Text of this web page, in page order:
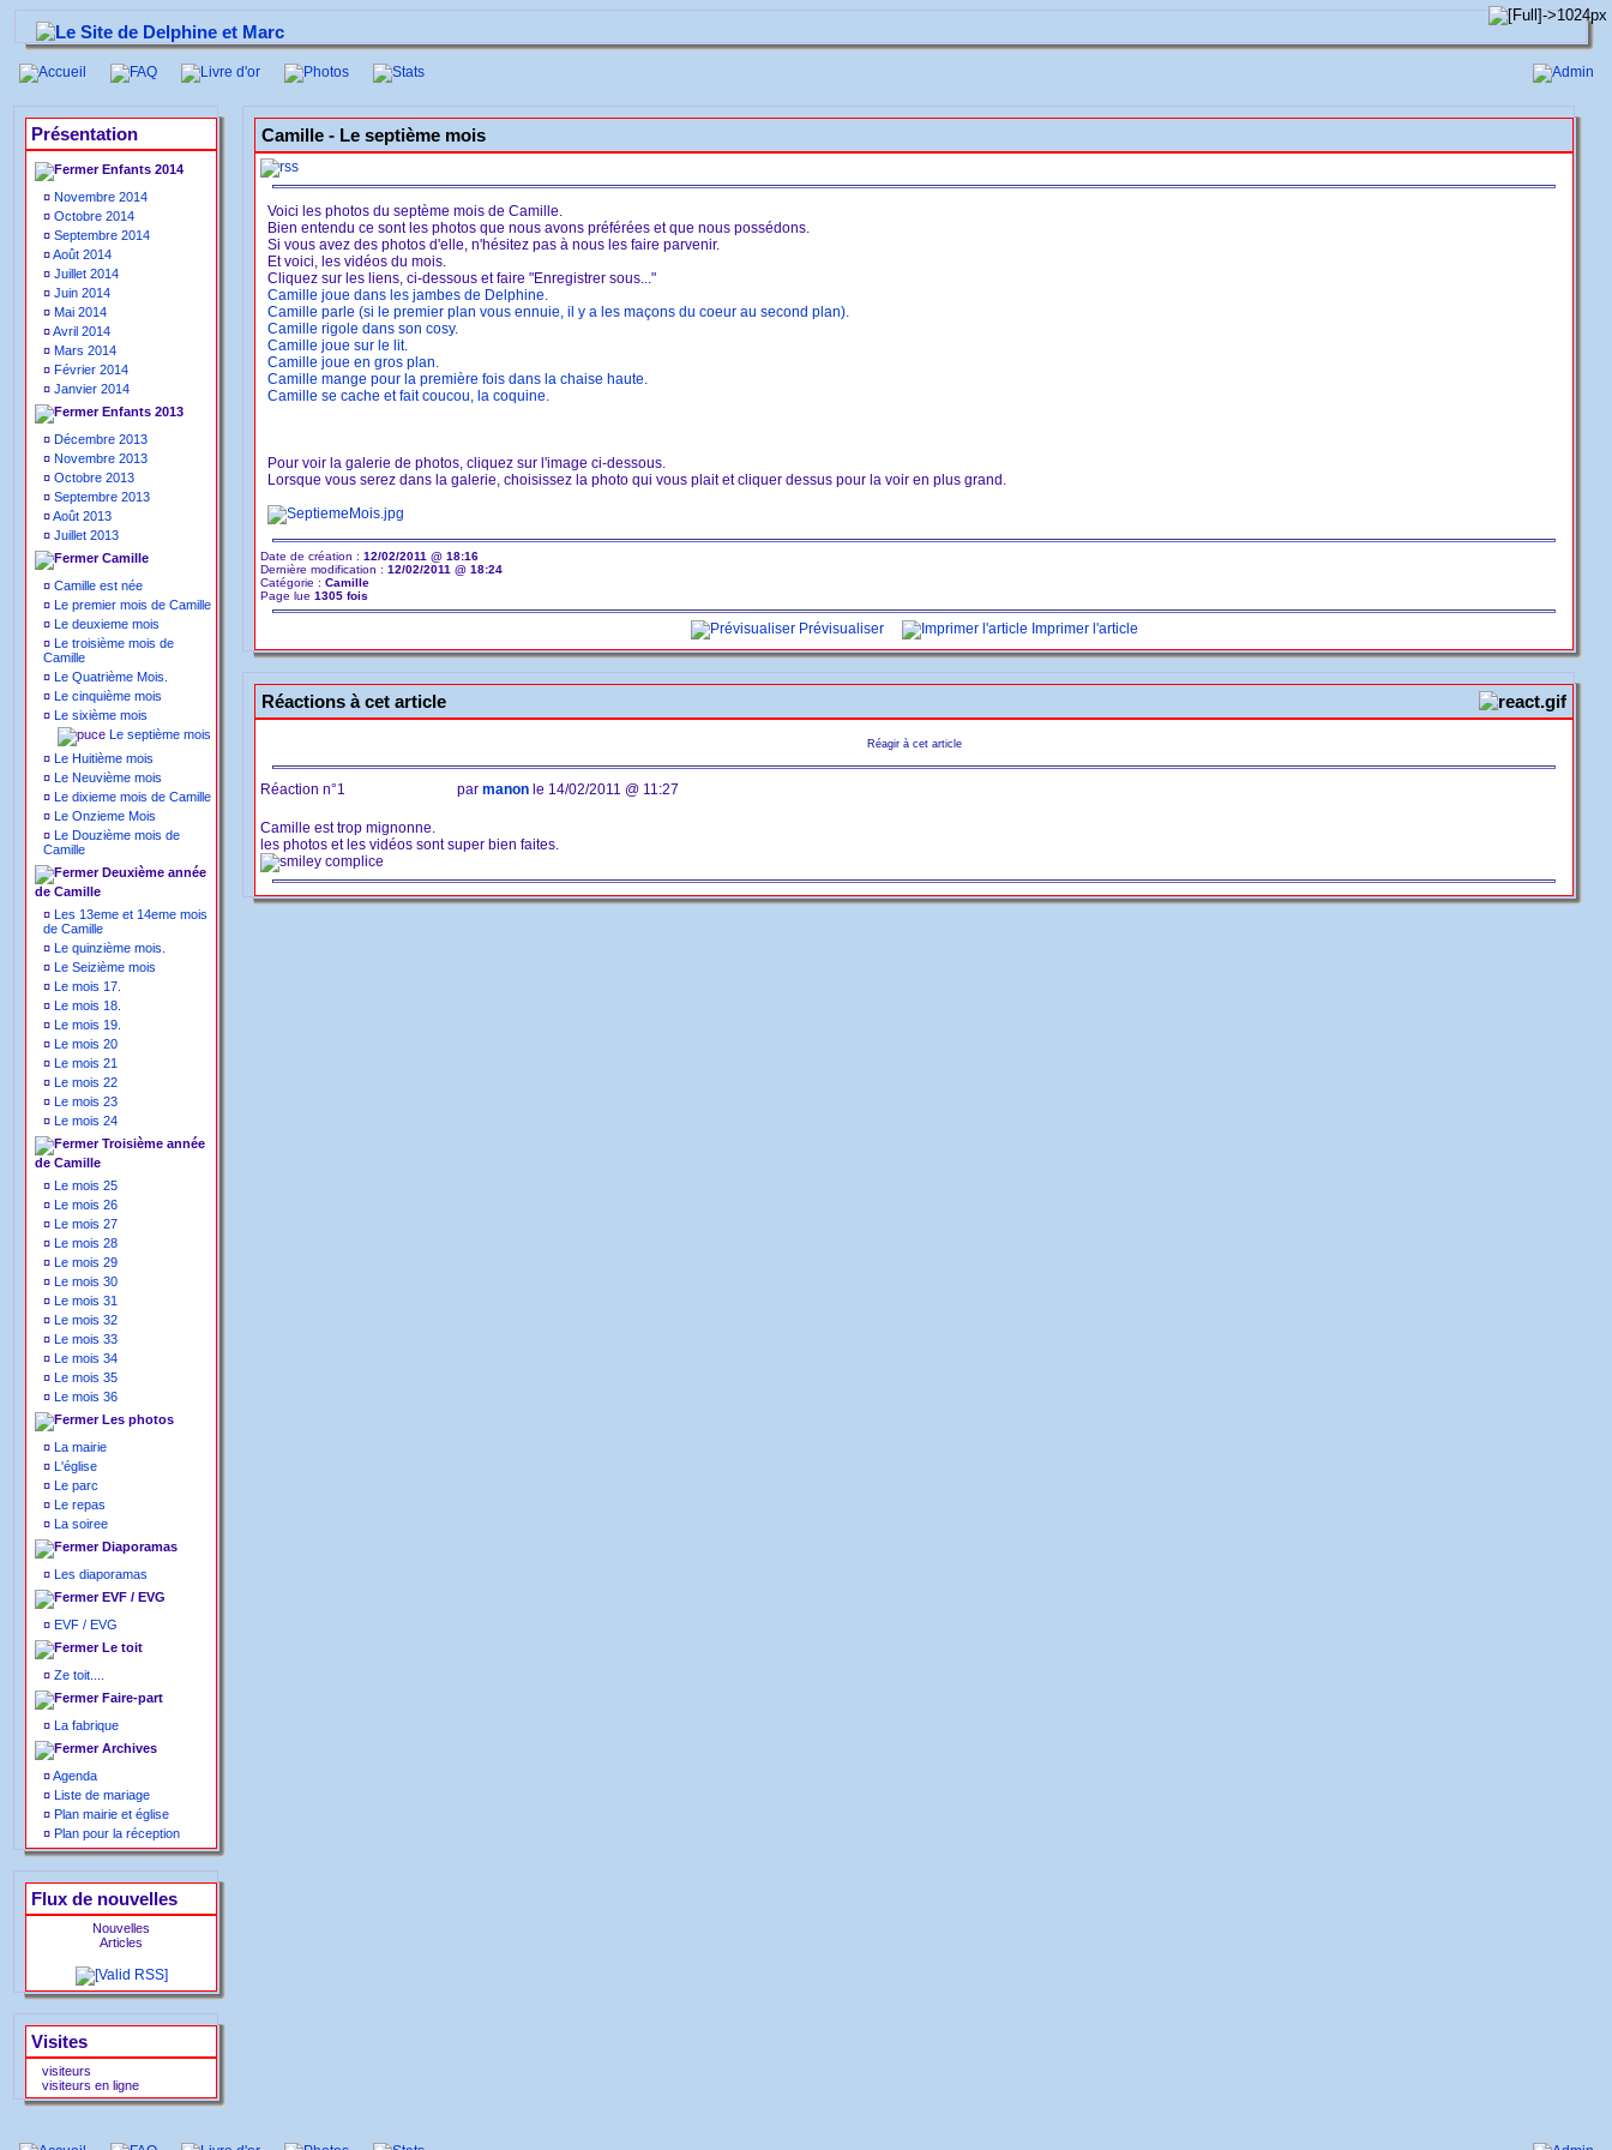
Présentation
Enfants 2014
¤ Novembre 2014
¤ Octobre 2014
¤ Septembre 2014
¤Août 2014
¤ Juillet 2014
¤ Juin 2014
¤ Mai 2014
¤Avril 2014
¤ Mars 2014
¤ Février 2014
¤ Janvier 2014
Enfants 2013
¤ Décembre 2013
¤ Novembre 2013
¤ Octobre 2013
¤ Septembre 2013
¤Août 2013
¤ Juillet 2013
Camille
¤ Camille est née
¤ Le premier mois de Camille
¤ Le deuxieme mois
¤ Le troisième mois de
Camille
¤ Le Quatrième Mois.
¤ Le cinquième mois
¤ Le sixième mois
Le septième mois
¤ Le Huitième mois
¤ Le Neuvième mois
¤ Le dixieme mois de Camille
¤ Le Onzieme Mois
¤ Le Douzième mois de
Camille
Deuxième année
de Camille
¤ Les 13eme et 14eme mois
de Camille
¤ Le quinzième mois.
¤ Le Seizième mois
¤ Le mois 17.
¤ Le mois 18.
¤ Le mois 19.
¤ Le mois 20
¤ Le mois 21
¤ Le mois 22
¤ Le mois 23
¤ Le mois 24
Troisième année
de Camille
¤ Le mois 25
¤ Le mois 26
¤ Le mois 27
¤ Le mois 28
¤ Le mois 29
¤ Le mois 30
¤ Le mois 31
¤ Le mois 32
¤ Le mois 33
¤ Le mois 34
¤ Le mois 35
¤ Le mois 36
Les photos
¤ La mairie
¤ L'église
¤ Le parc
¤ Le repas
¤ La soiree
Diaporamas
¤ Les diaporamas
EVF / EVG
¤ EVF / EVG
Le toit
¤ Ze toit....
Faire-part
¤ La fabrique
Archives
¤Agenda
¤ Liste de mariage
¤ Plan mairie et église
¤ Plan pour la réception
Flux de nouvelles
Nouvelles
Articles
Visites
visiteurs
visiteurs en ligne
Camille - Le septième mois
Voici les photos du septème mois de Camille.
Bien entendu ce sont les photos que nous avons préférées et que nous possédons.
Si vous avez des photos d'elle, n'hésitez pas à nous les faire parvenir.
Et voici, les vidéos du mois.
Cliquez sur les liens, ci-dessous et faire "Enregistrer sous..."
Camille joue dans les jambes de Delphine.
Camille parle (si le premier plan vous ennuie, il y a les maçons du coeur au second plan).
Camille rigole dans son cosy.
Camille joue sur le lit.
Camille joue en gros plan.
Camille mange pour la première fois dans la chaise haute.
Camille se cache et fait coucou, la coquine.
Pour voir la galerie de photos, cliquez sur l'image ci-dessous.
Lorsque vous serez dans la galerie, choisissez la photo qui vous plait et cliquer dessus pour la voir en plus grand.
Date de création : 12/02/2011 @ 18:16
Dernière modification : 12/02/2011 @ 18:24
Catégorie : Camille
Page lue 1305 fois
Prévisualiser Imprimer l'article
Réactions à cet article
Réagir à cet article
Réaction n°1 par manon le 14/02/2011 @ 11:27
Camille est trop mignonne.
les photos et les vidéos sont super bien faites.